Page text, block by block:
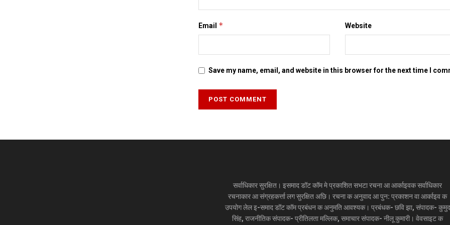
Email * Website
Save my name, email, and website in this browser for the next time I
सर्वाधिकार सुरक्षित। इसमाद डॉट कॉम मे प्रकाशित सभटा रचना आ आर्काइवक सर्वाधिकार
रचनाकार आ संग्रहकर्त्ता लग सुरक्षित अछि। रचना क अनुवाद आ पुन: प्रकाशन वा आर्काइव क
उपयोग लेल इ-समाद डॉट कॉम प्रबंधन क अनुमति आवश्यक। प्रबंधक- छवि झा, संपादक- कुमुद
सिंह, राजनीतिक संपादक- प्रीतिलता मल्लिक, समाचार संपादक- नीलू कुमारी। वेवसाइट क